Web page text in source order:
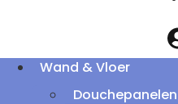
Wand & Vloer
Douchepanelen